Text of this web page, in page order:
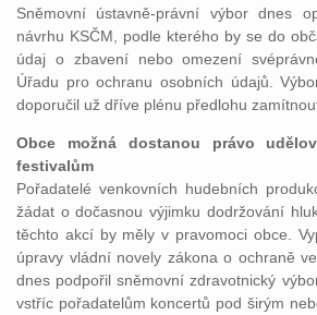
Sněmovní ústavně-právní výbor dnes
návrhu KSČM, podle kterého by se do
údaj o zbavení nebo omezení
Úřadu pro ochranu osobních údajů.
doporučil už dříve plénu předlohu
Obce možná dostanou právo
festivalům
Pořadatelé venkovních hudebních
žádat o dočasnou výjimku dodržování
těchto akcí by měly v pravomoci obce.
úpravy vládní novely zákona o ochraně
dnes podpořil sněmovní zdravotnický
vstříc pořadatelům koncertů pod širým